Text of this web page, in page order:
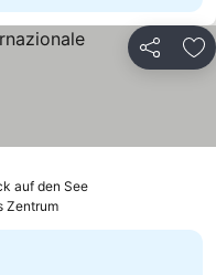
Teilen
auf den See
Zentrum